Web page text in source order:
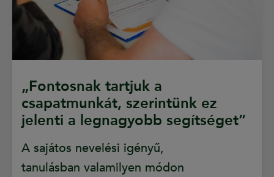
„Fontosnak tartjuk a
csapatmunkát, szerintünk ez
jelenti a legnagyobb segítséget”
A sajátos nevelési igényű,
tanulásban valamilyen módon